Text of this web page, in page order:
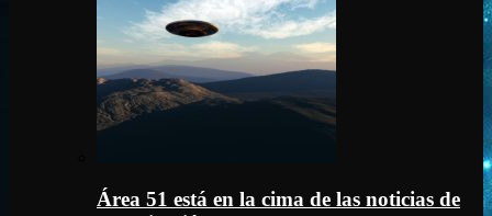
Área 51 está en la cima de las noticias de